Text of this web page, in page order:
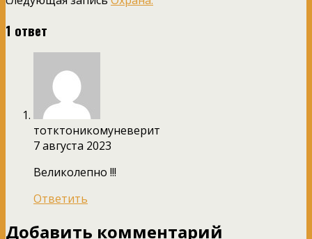
1 ответ
тотктоникомуневерит
7 августа 2023
Великолепно !!!
Ответить
Добавить комментарий